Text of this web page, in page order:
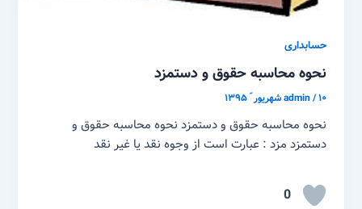
حسابداری
نحوه محاسبه حقوق و دستمزد
admin/۱۰ شهریور ّ ۱۳۹۵
نحوه محاسبه حقوق و دستمزد نحوه محاسبه حقوق و
دستمزد مزد : عبارت است از وجوه نقد یا غیر نقد
0